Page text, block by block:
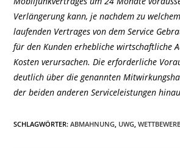
Verlängerung kann, je nachdem zu
laufenden Vertrages von dem Service
für den Kunden erhebliche wirtschaftliche
Kosten verursachen. Die erforderliche
deutlich über die genannten
der beiden anderen Serviceleistungen
SCHLAGWÖRTER:ABMAHNUNG, UWG,